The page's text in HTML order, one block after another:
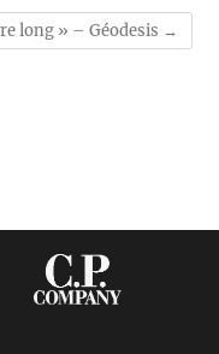
long » – Géodesis →